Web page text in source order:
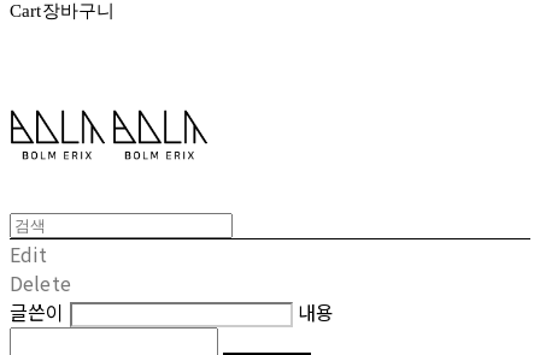
Cart장바구니
Edit
Delete
글쓴이
내용